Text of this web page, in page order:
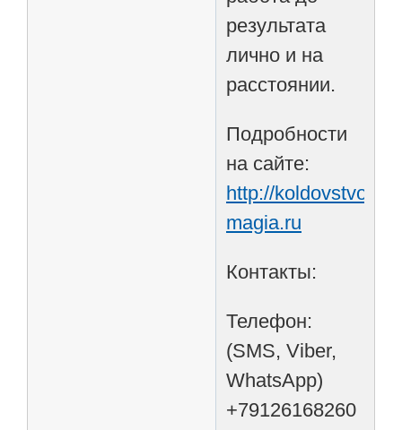
результата
лично и на
расстоянии.
Подробности
на сайте:
http://koldovstvo-
magia.ru
Контакты:
Телефон:
(SMS, Viber,
WhatsApp)
+79126168260